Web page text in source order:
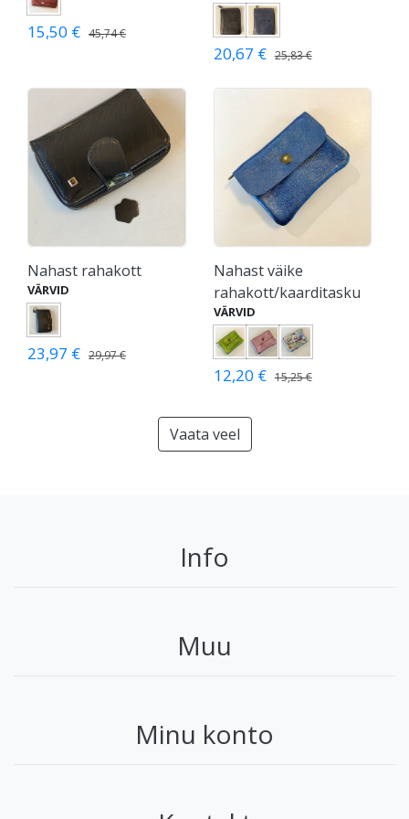
15,50 € 45,74 €
20,67 € 25,83 €
Nahast rahakott
VÄRVID
23,97 € 29,97 €
Nahast väike
rahakott/kaarditasku
VÄRVID
12,20 € 15,25 €
Vaata veel
Info
Muu
Minu konto